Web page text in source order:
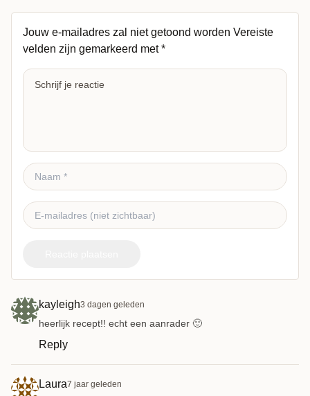
Jouw e-mailadres zal niet getoond worden Vereiste
velden zijn gemarkeerd met*
kayleigh3 dagen geleden
heerlijk recept!! echt een aanrader 🙂
Reply
Laura7 jaar geleden